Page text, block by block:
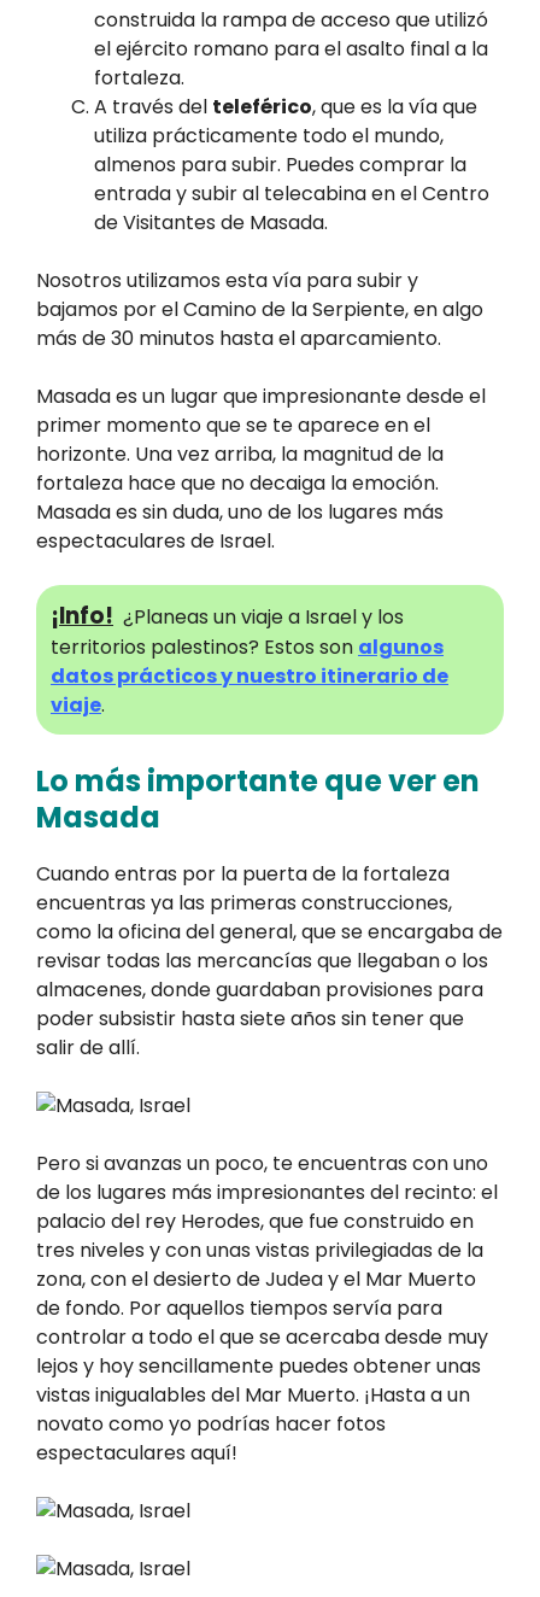
construida la rampa de acceso que utilizó
el ejército romano para el asalto final a la
fortaleza.
A través del teleférico, que es la vía que
utiliza prácticamente todo el mundo,
almenos para subir. Puedes comprar la
entrada y subir al telecabina en el Centro
de Visitantes de Masada.
Nosotros utilizamos esta vía para subir y
bajamos por el Camino de la Serpiente, en algo
más de 30 minutos hasta el aparcamiento.
Masada es un lugar que impresionante desde el
primer momento que se te aparece en el
horizonte. Una vez arriba, la magnitud de la
fortaleza hace que no decaiga la emoción.
Masada es sin duda, uno de los lugares más
espectaculares de Israel.
¡Info! ¿Planeas un viaje a Israel y los
territorios palestinos? Estos son algunos
datos prácticos y nuestro itinerario de
viaje.
Lo más importante que ver en
Masada
Cuando entras por la puerta de la fortaleza
encuentras ya las primeras construcciones,
como la oficina del general, que se encargaba de
revisar todas las mercancías que llegaban o los
almacenes, donde guardaban provisiones para
poder subsistir hasta siete años sin tener que
salir de allí.
Pero si avanzas un poco, te encuentras con uno
de los lugares más impresionantes del recinto: el
palacio del rey Herodes, que fue construido en
tres niveles y con unas vistas privilegiadas de la
zona, con el desierto de Judea y el Mar Muerto
de fondo. Por aquellos tiempos servía para
controlar a todo el que se acercaba desde muy
lejos y hoy sencillamente puedes obtener unas
vistas inigualables del Mar Muerto. ¡Hasta a un
novato como yo podrías hacer fotos
espectaculares aquí!